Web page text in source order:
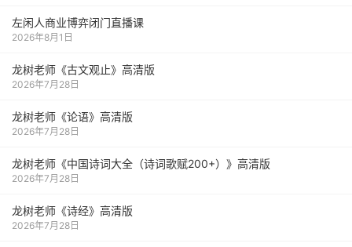
左闲人商业博弈闭门直播课
2026年8月1日
龙树老师《古文观止》高清版
2026年7月28日
龙树老师《论语》高清版
2026年7月28日
龙树老师《中国诗词大全（诗词歌赋200+）》高清版
2026年7月28日
龙树老师《诗经》高清版
2026年7月28日